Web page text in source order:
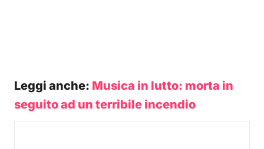
Leggi anche: Musica in lutto: morta in
seguito ad un terribile incendio